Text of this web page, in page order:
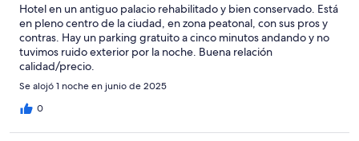
Hotel en un antiguo palacio rehabilitado y bien conservado. Está
en pleno centro de la ciudad, en zona peatonal, con sus pros y
contras. Hay un parking gratuito a cinco minutos andando y no
tuvimos ruido exterior por la noche. Buena relación
calidad/precio.
Se alojó 1 noche en junio de 2025
0